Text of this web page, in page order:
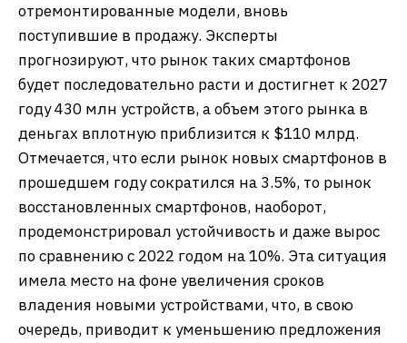
отремонтированные модели, вновь
поступившие в продажу. Эксперты
прогнозируют, что рынок таких смартфонов
будет последовательно расти и достигнет к 2027
году 430 млн устройств, а объем этого рынка в
деньгах вплотную приблизится к $110 млрд.
Отмечается, что если рынок новых смартфонов в
прошедшем году сократился на 3.5%, то рынок
восстановленных смартфонов, наоборот,
продемонстрировал устойчивость и даже вырос
по сравнению с 2022 годом на 10%. Эта ситуация
имела место на фоне увеличения сроков
владения новыми устройствами, что, в свою
очередь, приводит к уменьшению предложения